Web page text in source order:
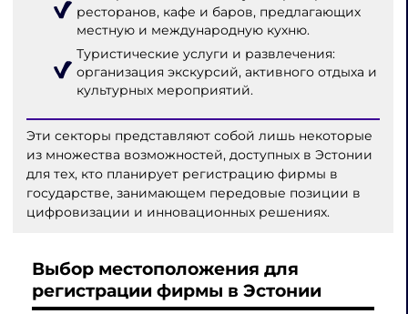
ресторанов, кафе и баров, предлагающих
местную и международную кухню.
Туристические услуги и развлечения:
организация экскурсий, активного отдыха и
культурных мероприятий.
Эти секторы представляют собой лишь некоторые
из множества возможностей, доступных в Эстонии
для тех, кто планирует регистрацию фирмы в
государстве, занимающем передовые позиции в
цифровизации и инновационных решениях.
Выбор местоположения для
регистрации фирмы в Эстонии